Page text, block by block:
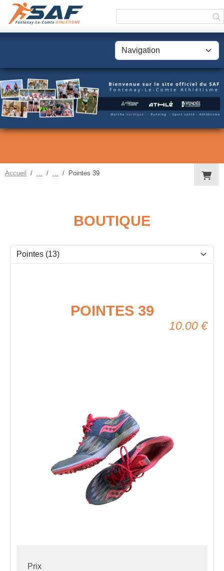
Accueil Pointes 39
BOUTIQUE
POINTES 39
10.00 €
Prix
Panneau de gestion des cookies